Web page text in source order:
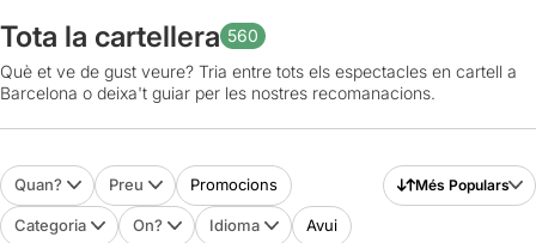
Tota la cartellera 560
Què et ve de gust veure? Tria entre tots els espectacles en cartell a
Barcelona o deixa't guiar per les nostres recomanacions.
Quan? Preu Promocions
Categoria On? Idioma Avui
Més Populars